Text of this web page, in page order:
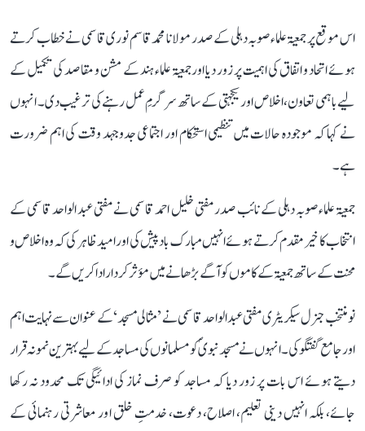
اس موقع پر جمعیۃ علماء صوبہ دہلی کے صدر مولانا محمد قاسم نوری قاسمی نے خطاب کرتے
ہوئے اتحاد و اتفاق کی اہمیت پر زور دیا اور جمعیۃ علماء ہند کے مشن و مقاصد کی تکمیل کے
لیے باہمی تعاون، اخلاص اور یکجہتی کے ساتھ سرگرمِ عمل رہنے کی ترغیب دی۔ انہوں
نے کہا کہ موجودہ حالات میں تنظیمی استحکام اور اجتماعی جدوجہد وقت کی اہم ضرورت
ہے۔
جمعیۃ علماء صوبہ دہلی کے نائب صدر مفتی خلیل احمد قاسمی نے مفتی عبد الواحد قاسمی کے
انتخاب کا خیر مقدم کرتے ہوئے انہیں مبارک باد پیش کی اور امید ظاہر کی کہ وہ اخلاص و
محنت کے ساتھ جمعیۃ کے کاموں کو آگے بڑھانے میں مؤثر کردار ادا کریں گے۔
نو منتخب جنرل سیکریٹری مفتی عبد الواحد قاسمی نے ’مثالی مسجد‘ کے عنوان سے نہایت اہم
اور جامع گفتگو کی۔ انہوں نے مسجد نبویؐ کو مسلمانوں کی مساجد کے لیے بہترین نمونہ قرار
دیتے ہوئے اس بات پر زور دیا کہ مساجد کو صرف نماز کی ادائیگی تک محدود نہ رکھا
جائے، بلکہ انہیں دینی تعلیم، اصلاح، دعوت، خدمتِ خلق اور معاشرتی رہنمائی کے